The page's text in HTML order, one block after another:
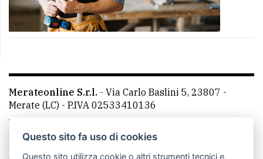
Merateonline S.r.l. - Via Carlo Baslini 5, 23807 -
Merate (LC) - P.IVA 02533410136
Telefono:
mail: redazione@merateonline.it
La redazione
CasateOnline LeccoOnline
RSS
Questo sito fa uso di cookies
Questo sito utilizza cookie o altri strumenti tecnici e,